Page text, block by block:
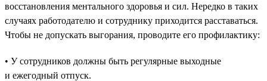
восстановления ментального здоровья и сил. Нередко в таких
случаях работодателю и сотруднику приходится расставаться.
Чтобы не допускать выгорания, проводите его профилактику:
• У сотрудников должны быть регулярные выходные
и ежегодный отпуск.